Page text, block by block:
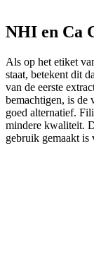
NHI en Ca
Als op het etiket
staat, betekent dit
van de eerste
bemachtigen, is de
goed alternatief.
mindere kwaliteit.
gebruik gemaakt is